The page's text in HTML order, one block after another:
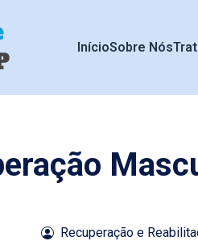
InícioSobre Nós
Recuperação e